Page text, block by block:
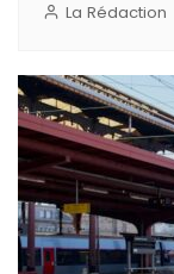
La Rédaction